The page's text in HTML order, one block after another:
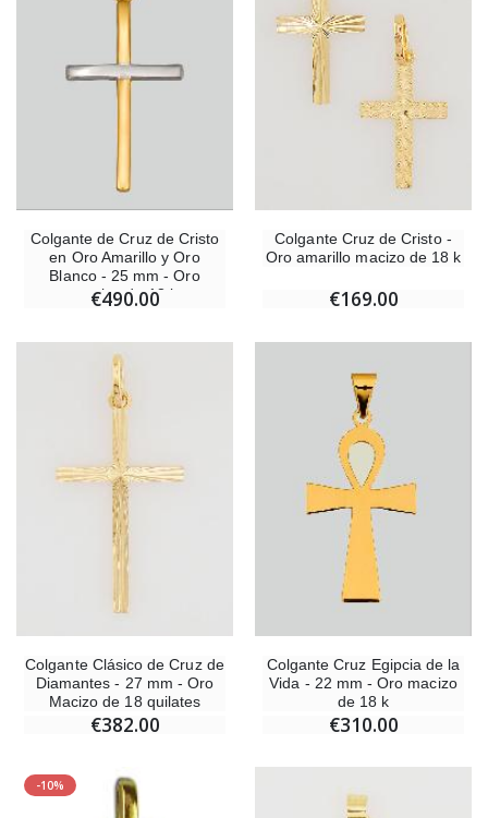
Colgante de Cruz de Cristo
en Oro Amarillo y Oro
Blanco - 25 mm - Oro
macizo de 18 k
€490.00
Colgante Cruz de Cristo -
Oro amarillo macizo de 18 k
€169.00
Colgante Clásico de Cruz de
Diamantes - 27 mm - Oro
Macizo de 18 quilates
€382.00
Colgante Cruz Egipcia de la
Vida - 22 mm - Oro macizo
de 18 k
€310.00
-10%